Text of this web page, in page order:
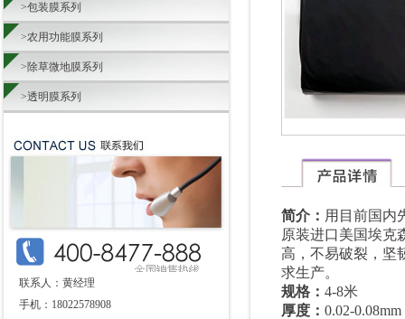
>包装膜系列
>农用功能膜系列
>除草微地膜系列
>透明膜系列
联系人：黄经理
手机：18022578908
简介： 用目前国内
原装进口美国埃克
高，不易破裂，坚
求生产。
规格： 4-8米
厚度： 0.02-0.08mm